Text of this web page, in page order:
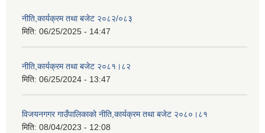
नीति,कार्यक्रम तथा बजेट २०८२/०८३
मिति: 06/25/2025 - 14:47
नीति,कार्यक्रम तथा बजेट २०८१।८२
मिति: 06/25/2024 - 13:47
विजयनगगर गाउँपालिकाको नीति,कार्यक्रम तथा बजेट २०८०।८१
मिति: 08/04/2023 - 12:08